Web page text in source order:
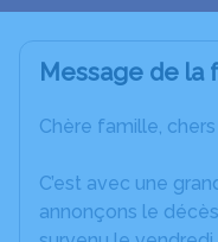
Message de la
Chère famille, chers
C’est avec une
annonçons le